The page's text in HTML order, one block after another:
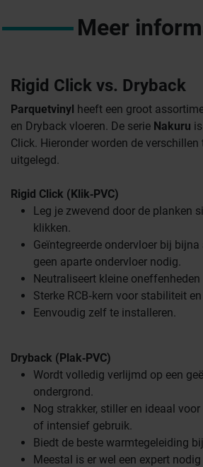
Meer
Rigid Click vs. Dryback
Parquetvinyl heeft een groot
en Dryback vloeren. De serie Nakuru
Click. Hieronder worden de
uitgelegd.
Rigid Click (Klik‑PVC)
Leg je zwevend door de planken
klikken.
Geïntegreerde ondervloer bij
geen aparte ondervloer nodig.
Neutraliseert kleine
Sterke RCB‑kern voor stabiliteit
Eenvoudig zelf te installeren.
Dryback (Plak‑PVC)
Wordt volledig verlijmd op een
ondergrond.
Nog strakker, stiller en ideaal
of intensief gebruik.
Biedt de beste warmtegeleiding
Meestal is er wel een expert